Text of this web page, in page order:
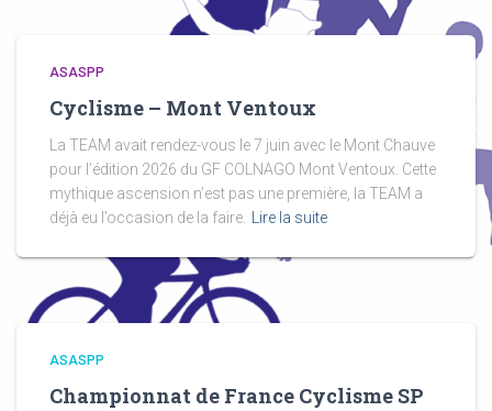
ASASPP
Cyclisme – Mont Ventoux
La TEAM avait rendez-vous le 7 juin avec le Mont Chauve
pour l’édition 2026 du GF COLNAGO Mont Ventoux. Cette
mythique ascension n’est pas une première, la TEAM a
déjà eu l’occasion de la faire.
Lire la suite
ASASPP
Championnat de France Cyclisme SP